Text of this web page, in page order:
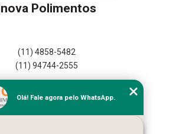
Polimentos
(11) 4858-5482
(11) 94744-2555
Empresa
Missão
Olá! Fale agora pelo WhatsApp.